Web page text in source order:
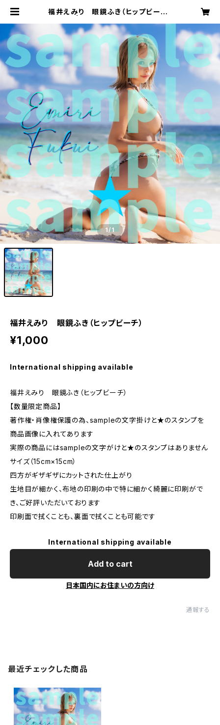
福井えみり 眼鏡ふき（ヒップビーチ）
1/1
福井えみり 眼鏡ふき（ヒップビーチ）
¥1,000
International shipping available
福井えみり 眼鏡ふき（ヒップビーチ）
【数量限定商品】
著作権・肖像権保護の為、sampleの文字掛けと★のスタンプを
商品画像に入れてあります
実際の商品にはsampleの文字がけと★のスタンプはありません
サイズ（15cm×15cm）
四方がギザギザにカットされた仕上がり
生地目が細かく、布地の印刷の中で特に細かく綺麗に印刷がで
き、ご好評いただいております
印刷面で拭くことも、裏面で拭くことも可能です
International shipping available
Add to cart
日本国内にお住まいの方向け
通報する
最近チェックした商品